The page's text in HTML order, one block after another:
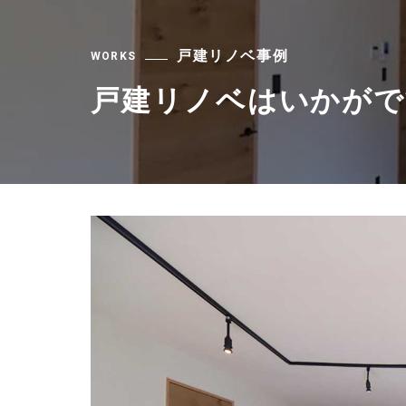
WORKS 戸建リノベ事例
戸建リノベはいかが